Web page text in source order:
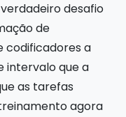
desafio
de
codificadores a
intervalo que a
as tarefas
agora